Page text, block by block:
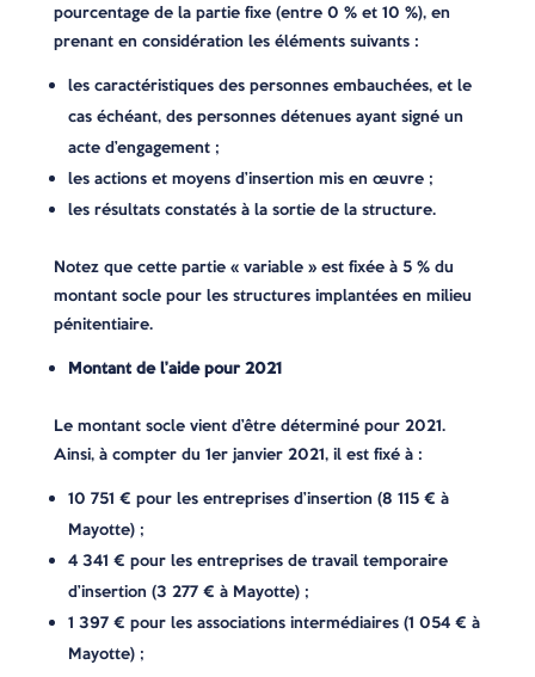
pourcentage de la partie fixe (entre 0 % et 10 %), en
prenant en considération les éléments suivants :
les caractéristiques des personnes embauchées, et le
cas échéant, des personnes détenues ayant signé un
acte d’engagement ;
les actions et moyens d’insertion mis en œuvre ;
les résultats constatés à la sortie de la structure.
Notez que cette partie « variable » est fixée à 5 % du
montant socle pour les structures implantées en milieu
pénitentiaire.
Montant de l’aide pour 2021
Le montant socle vient d’être déterminé pour 2021.
Ainsi, à compter du 1er janvier 2021, il est fixé à :
10 751 € pour les entreprises d’insertion (8 115 € à
Mayotte) ;
4 341 € pour les entreprises de travail temporaire
d’insertion (3 277 € à Mayotte) ;
1 397 € pour les associations intermédiaires (1 054 € à
Mayotte) ;